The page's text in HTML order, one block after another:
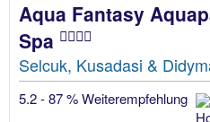
Aqua Fantasy
Spa
Selcuk, Kusadasi &
5.2 - 87 % Weiterempfehlung